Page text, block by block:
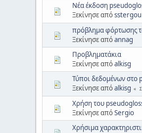
Νέα έκδοση
Ξεκίνησε απόsstergou
πρόβλημα φόρτωσης
Ξεκίνησε απόannag
Προβληματάκια
Ξεκίνησε απόalkisg
Τύποι δεδομένων στο
Ξεκίνησε απόalkisg
Χρήση του
Ξεκίνησε απόSergio
Χρήσιμα